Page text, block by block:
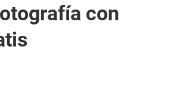
con